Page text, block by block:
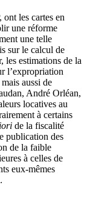
les cartes en
une réforme
une telle
sur le calcul de
les estimations de la
l’expropriation
aussi de
André Orléan,
locatives au
à certains
de la fiscalité
publication des
de la faible
à celles de
eux-mêmes